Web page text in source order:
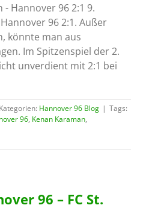
- Hannover 96 2:1 9.
96 2:1. Außer
könnte man aus
Im Spitzenspiel der 2.
unverdient mit 2:1 bei
Kategorien: Hannover 96 Blog | Tags:
96, Kenan Karaman,
96 – FC St.